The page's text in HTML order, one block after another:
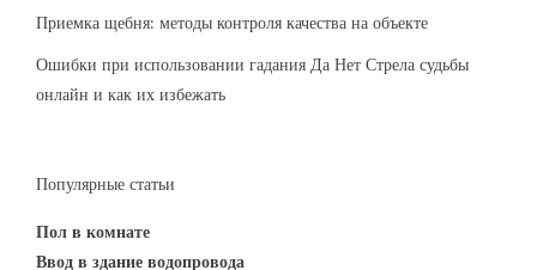
Приемка щебня: методы контроля качества на объекте
Ошибки при использовании гадания Да Нет Стрела судьбы
онлайн и как их избежать
Популярные статьи
Пол в комнате
Ввод в здание водопровода